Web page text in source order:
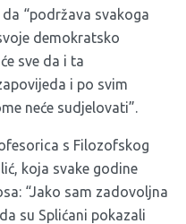
“podržava svakoga
demokratsko
sve da i ta
i po svim
neće sudjelovati”.
s Filozofskog
koja svake godine
“Jako sam zadovoljna
su Splićani pokazali